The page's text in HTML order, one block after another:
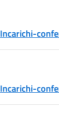
Incarichi-
Incarichi-